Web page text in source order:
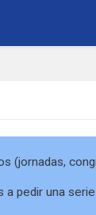
(jornadas,
a pedir una